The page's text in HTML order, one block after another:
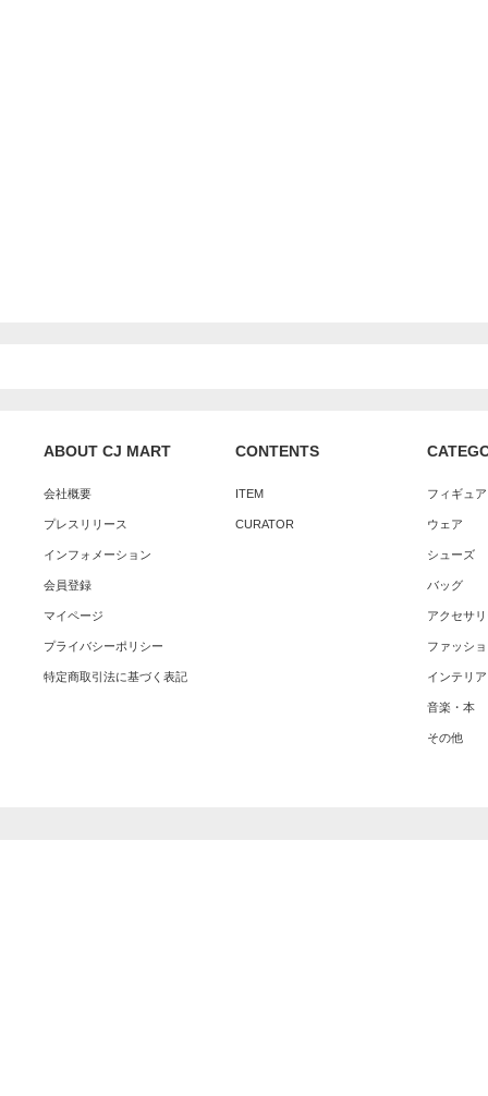
ABOUT CJ MART
会社概要
プレスリリース
インフォメーション
会員登録
マイページ
プライバシーポリシー
特定商取引法に基づく表記
CONTENTS
ITEM
CURATOR
フィギュ
ウェア
シューズ
バッグ
アクセサ
ファッシ
インテリア
音楽・本
その他